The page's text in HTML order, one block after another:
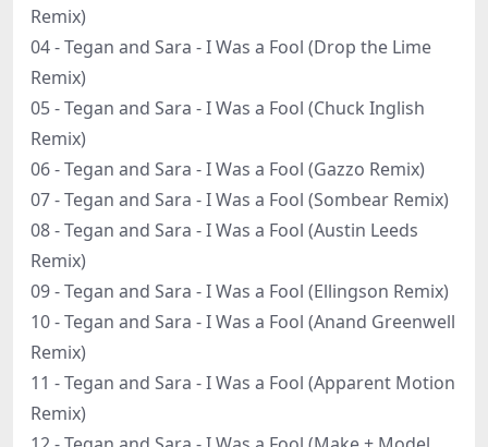
Remix)
04 - Tegan and Sara - I Was a Fool (Drop the Lime
Remix)
05 - Tegan and Sara - I Was a Fool (Chuck Inglish
Remix)
06 - Tegan and Sara - I Was a Fool (Gazzo Remix)
07 - Tegan and Sara - I Was a Fool (Sombear Remix)
08 - Tegan and Sara - I Was a Fool (Austin Leeds
Remix)
09 - Tegan and Sara - I Was a Fool (Ellingson Remix)
10 - Tegan and Sara - I Was a Fool (Anand Greenwell
Remix)
11 - Tegan and Sara - I Was a Fool (Apparent Motion
Remix)